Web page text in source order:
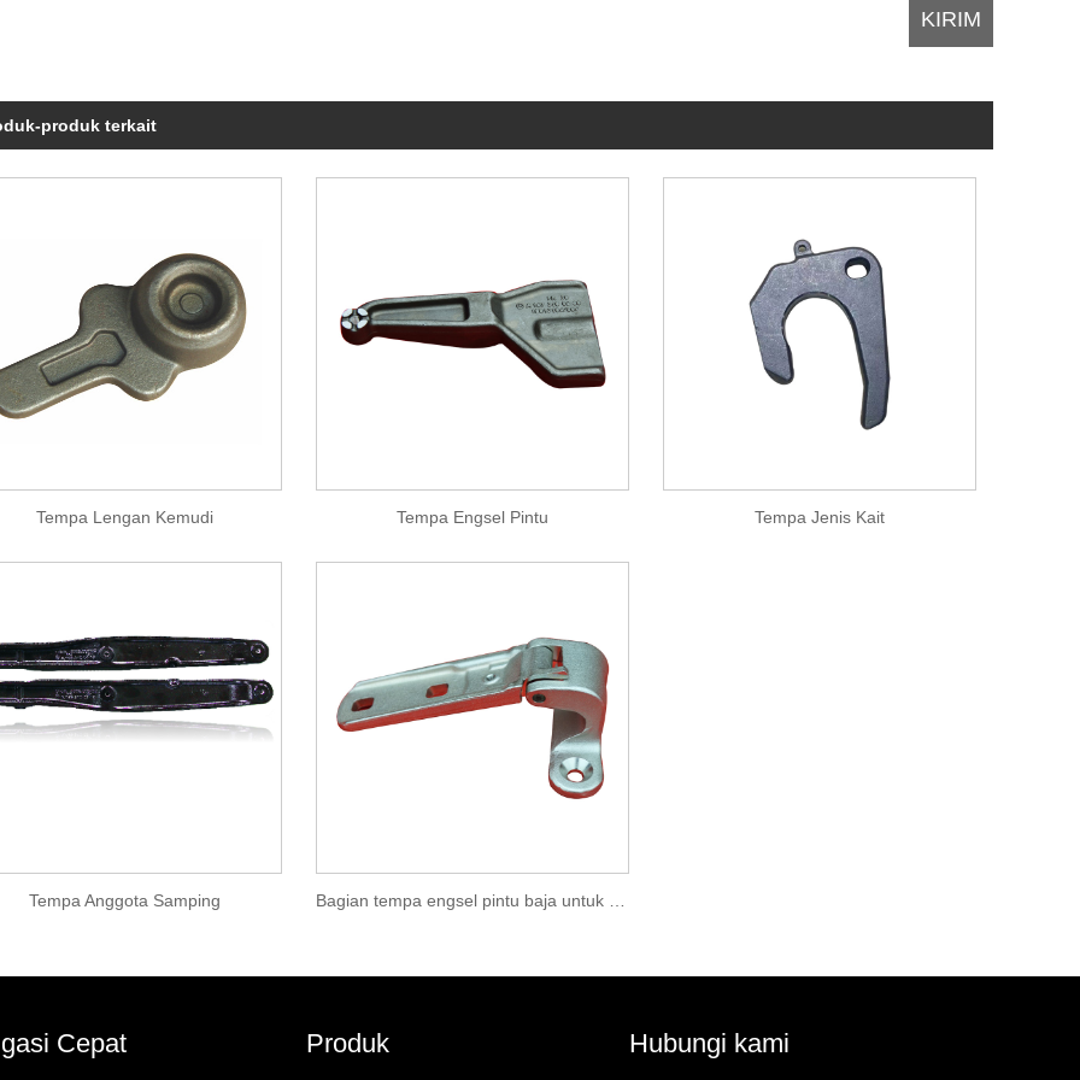
produk terkait
Tempa Lengan Kemudi Tempa Engsel Pintu Tempa Jenis Kait
Tempa Anggota Samping Bagian tempa engsel pintu baja untuk mobil
Cepat Produk Hubungi kami